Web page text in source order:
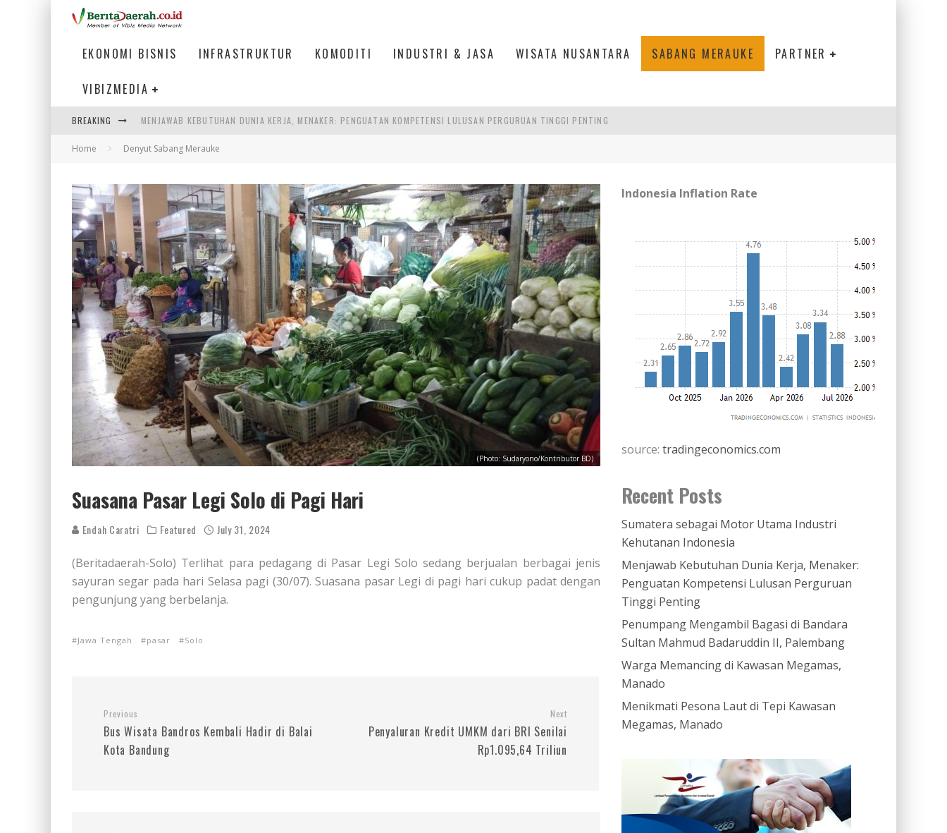
EKONOMI BISNIS INFRASTRUKTUR KOMODITI INDUSTRI & JASA WISATA NUSANTARA SABANG MERAUKE PARTNER
VIBIZMEDIA
BREAKING MENJAWAB KEBUTUHAN DUNIA KERJA, MENAKER: PENGUATAN KOMPETENSI LULUSAN PERGURUAN TINGGI PENTING
PENUMPANG MENGAMBIL BAGASI DI BANDARA SULTAN MAHMUD BADARUDDIN II, PALEMBANG
SUMATERA SEBAGAI MOTOR UTAMA INDUSTRI KEHUTANAN INDONESIA
Home Denyut Sabang Merauke
(Photo: Sudaryono/Kontributor BD)
Suasana Pasar Legi Solo di Pagi Hari
Endah Caratri Featured July 31, 2024
(Beritadaerah-Solo) Terlihat para pedagang di Pasar Legi Solo sedang berjualan berbagai jenis
sayuran segar pada hari Selasa pagi (30/07). Suasana pasar Legi di pagi hari cukup padat dengan
pengunjung yang berbelanja.
Jawa Tengah pasar Solo
Previous
Bus Wisata Bandros Kembali Hadir di Balai
Kota Bandung
Next
Penyaluran Kredit UMKM dari BRI Senilai
Rp1.095,64 Triliun
Indonesia Inflation Rate
source: tradingeconomics.com
Recent Posts
Sumatera sebagai Motor Utama Industri
Kehutanan Indonesia
Menjawab Kebutuhan Dunia Kerja, Menaker:
Penguatan Kompetensi Lulusan Perguruan
Tinggi Penting
Penumpang Mengambil Bagasi di Bandara
Sultan Mahmud Badaruddin II, Palembang
Warga Memancing di Kawasan Megamas,
Manado
Menikmati Pesona Laut di Tepi Kawasan
Megamas, Manado